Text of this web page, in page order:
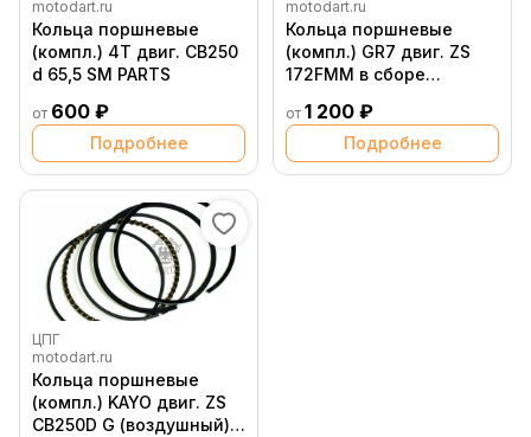
motodart.ru
Кольца поршневые
(компл.) 4T двиг. CB250
d 65,5 SM PARTS
от 600 ₽
Подробнее
motodart.ru
Кольца поршневые
(компл.) GR7 двиг. ZS
172FMM в сборе
от 1 200 ₽
Подробнее
ЦПГ
motodart.ru
Кольца поршневые
(компл.) KAYO двиг. ZS
CB250D G (воздушный)